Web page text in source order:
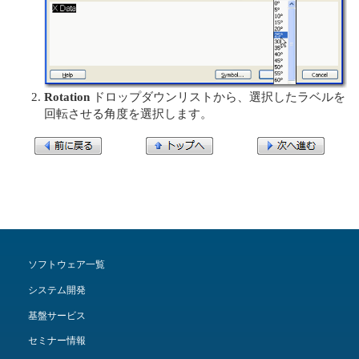
Rotation ドロップダウンリストから、選択したラベルを
回転させる角度を選択します。
ソフトウェア一覧
システム開発
基盤サービス
セミナー情報